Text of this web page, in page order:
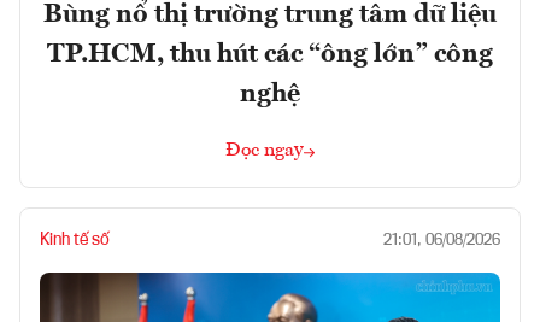
Bùng nổ thị trường trung tâm dữ liệu
TP.HCM, thu hút các “ông lớn” công
nghệ
Đọc ngay
Kinh tế số 21:01, 06/08/2026